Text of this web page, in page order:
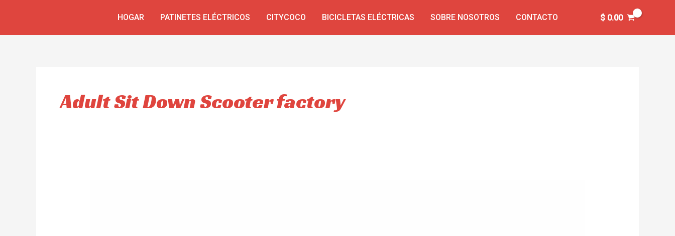
HOGAR PATINETES ELÉCTRICOS CITYCOCO BICICLETAS ELÉCTRICAS SOBRE NOSOTROS CONTACTO $0.00
Adult Sit Down Scooter factory